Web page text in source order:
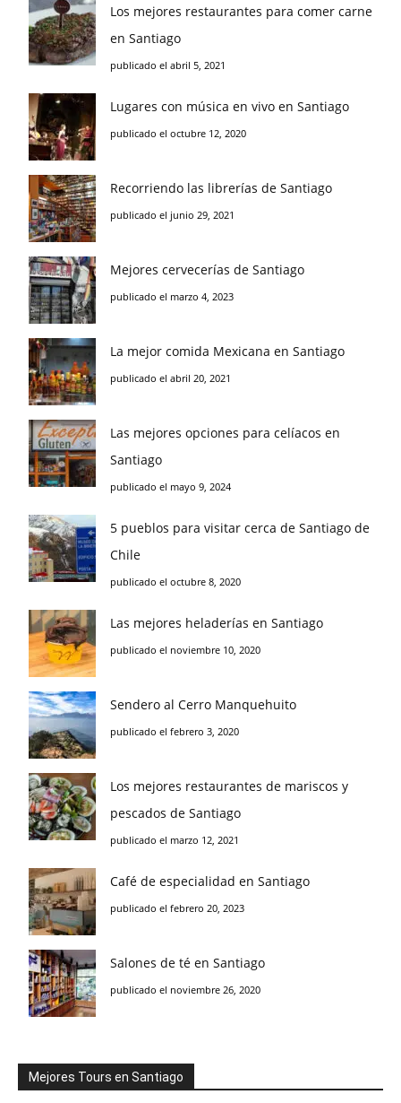
Los mejores restaurantes para comer carne
en Santiago
publicado el abril 5, 2021
Lugares con música en vivo en Santiago
publicado el octubre 12, 2020
Recorriendo las librerías de Santiago
publicado el junio 29, 2021
Mejores cervecerías de Santiago
publicado el marzo 4, 2023
La mejor comida Mexicana en Santiago
publicado el abril 20, 2021
Las mejores opciones para celíacos en
Santiago
publicado el mayo 9, 2024
5 pueblos para visitar cerca de Santiago de
Chile
publicado el octubre 8, 2020
Las mejores heladerías en Santiago
publicado el noviembre 10, 2020
Sendero al Cerro Manquehuito
publicado el febrero 3, 2020
Los mejores restaurantes de mariscos y
pescados de Santiago
publicado el marzo 12, 2021
Café de especialidad en Santiago
publicado el febrero 20, 2023
Salones de té en Santiago
publicado el noviembre 26, 2020
Mejores Tours en Santiago